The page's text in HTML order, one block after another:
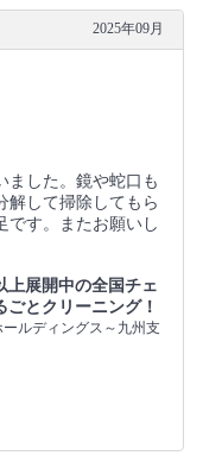
2025年09月
ました。鏡や蛇口も
解して掃除してもら
です。またお願いし
上展開中の全国チェ
ごとクリーニング！
ルディングス～九州支